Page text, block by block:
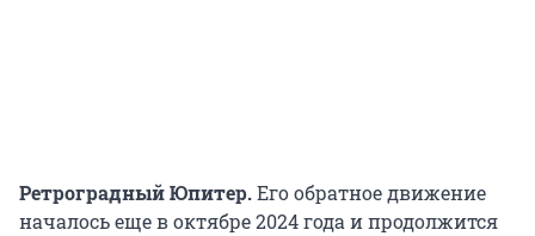
Ретроградный Юпитер.Его обратное движение
началось еще в октябре 2024 года и продолжится